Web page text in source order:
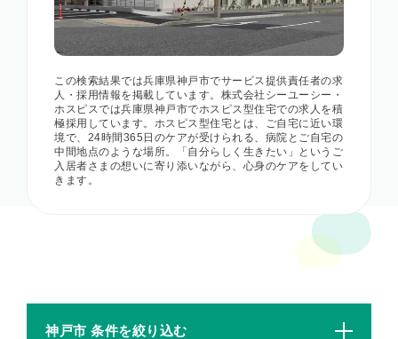
この検索結果では兵庫県神戸市でサービス提供責任者の求
人・採用情報を掲載しています。株式会社シーユーシー・
ホスピスでは兵庫県神戸市でホスピス型住宅での求人を積
極採用しています。ホスピス型住宅とは、ご自宅に近い環
境で、24時間365日のケアが受けられる、病院とご自宅の
中間地点のような場所。「自分らしく生きたい」というご
入居者さまの想いに寄り添いながら、心身のケアをしてい
きます。
神戸市 条件を絞り込む